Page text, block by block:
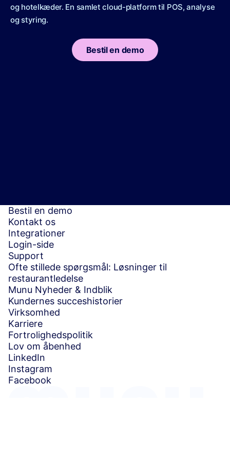
og hotelkæder. En samlet cloud-platform til POS, analyse
og styring.
Bestil en demo
Bestil en demo
Kontakt os
Integrationer
Login-side
Support
Ofte stillede spørgsmål: Løsninger til
restaurantledelse
Munu Nyheder & Indblik
Kundernes succeshistorier
Virksomhed
Karriere
Fortrolighedspolitik
Lov om åbenhed
LinkedIn
Instagram
Facebook